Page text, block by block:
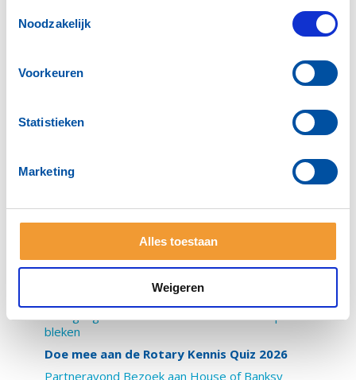
Noodzakelijk
Voorkeuren
Statistieken
Marketing
Alles toestaan
Weigeren
samen een prachtige bijdrage te leveren aan het
Ronald McDonald Kinderfonds.
Bezoek van gouverneur Frank Speel – Terug naar Maassluis
Installatie van nieuw lid
Rotary Girls – goed geoefend en weer een paar plaatsen
hoger!
Bedrijfsbezoek Euro Prodcuts
Gearchiveerde berichten
bleken
Doe mee aan de Rotary Kennis Quiz 2026
Partneravond Bezoek aan House of Banksy